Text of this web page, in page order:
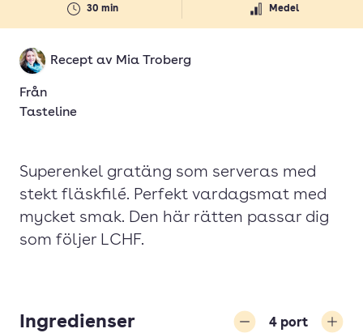
30 min Medel
Recept av Mia Troberg
Från
Tasteline
Superenkel gratäng som serveras med
stekt fläskfilé. Perfekt vardagsmat med
mycket smak. Den här rätten passar dig
som följer LCHF.
Ingredienser 4 port